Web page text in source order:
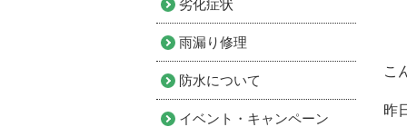
こ
昨
劣化症状
雨漏り修理
防水について
イベント・キャンペーン